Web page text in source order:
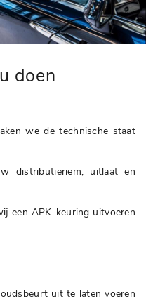
doen
we de technische staat
distributieriem, uitlaat en
een APK-keuring uitvoeren
uit te laten voeren